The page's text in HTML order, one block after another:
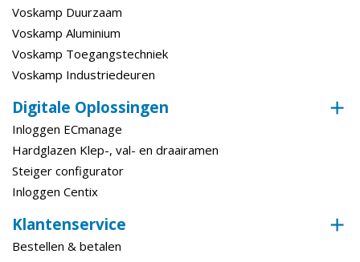
Voskamp Duurzaam
Voskamp Aluminium
Voskamp Toegangstechniek
Voskamp Industriedeuren
Digitale Oplossingen
Inloggen ECmanage
Hardglazen Klep-, val- en draairamen
Steiger configurator
Inloggen Centix
Klantenservice
Bestellen & betalen